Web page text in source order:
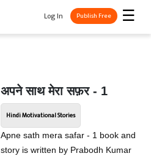
☰
Log In Publish Free
अपने साथ मेरा सफ़र - 1
Hindi Motivational Stories
Apne sath mera safar - 1 book and
story is written by Prabodh Kumar